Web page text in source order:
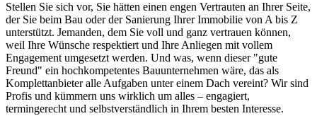
Stellen Sie sich vor, Sie hätten einen engen Vertrauten an Ihrer Seite,
der Sie beim Bau oder der Sanierung Ihrer Immobilie von A bis Z
unterstützt. Jemanden, dem Sie voll und ganz vertrauen können,
weil Ihre Wünsche respektiert und Ihre Anliegen mit vollem
Engagement umgesetzt werden. Und was, wenn dieser "gute
Freund" ein hochkompetentes Bauunternehmen wäre, das als
Komplettanbieter alle Aufgaben unter einem Dach vereint? Wir sind
Profis und kümmern uns wirklich um alles – engagiert,
termingerecht und selbstverständlich in Ihrem besten Interesse.